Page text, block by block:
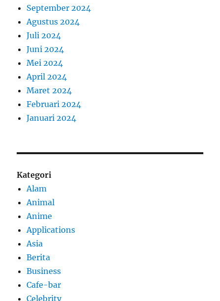
September 2024
Agustus 2024
Juli 2024
Juni 2024
Mei 2024
April 2024
Maret 2024
Februari 2024
Januari 2024
Kategori
Alam
Animal
Anime
Applications
Asia
Berita
Business
Cafe-bar
Celebrity